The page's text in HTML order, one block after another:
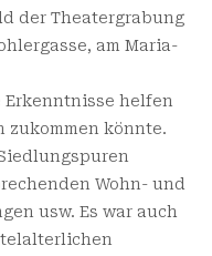
der Theatergrabung
am Maria-
Erkenntnisse helfen
zukommen könnte.
Wohn- und
usw. Es war auch